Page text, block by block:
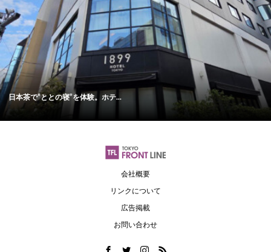
日本茶で“ととの寝”を体験。ホテ...
会社概要
リンクについて
広告掲載
お問い合わせ